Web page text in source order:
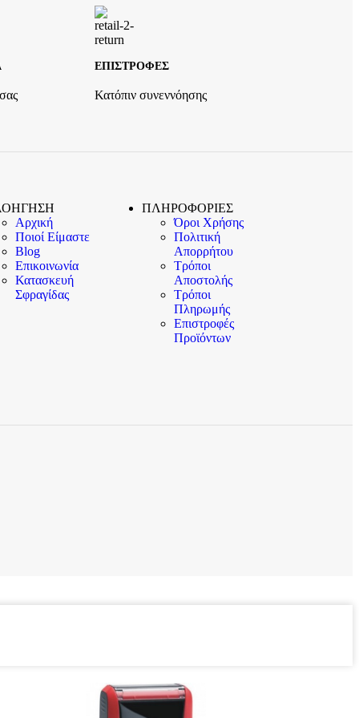
ΕΠΙΣΤΡΟΦΕΣ
Κατόπιν συνεννόησης
Αρχική
Ποιοί Είμαστε
Blog
Επικοινωνία
Κατασκευή
Σφραγίδας
ΠΛΗΡΟΦΟΡΙΕΣ
Όροι Χρήσης
Πολιτική
Απορρήτου
Τρόποι
Αποστολής
Τρόποι
Πληρωμής
Επιστροφές
Προϊόντων